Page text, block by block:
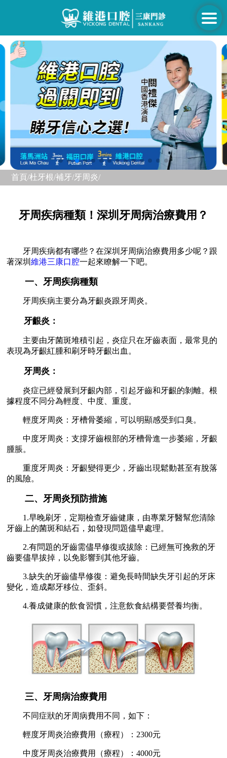
首頁/杜牙根/補牙/牙周炎/
牙周疾病種類！深圳牙周病治療費用？
牙周疾病都有哪些？在深圳牙周病治療費用多少呢？跟
著深圳維港三康口腔一起來瞭解一下吧。
一、牙周疾病種類
牙周疾病主要分為牙齦炎跟牙周炎。
牙齦炎：
主要由牙菌斑堆積引起，炎症只在牙齒表面，最常見的
表現為牙齦紅腫和刷牙時牙齦出血。
牙周炎：
炎症已經發展到牙齦內部，引起牙齒和牙齦的剝離。根
據程度不同分為輕度、中度、重度。
輕度牙周炎：牙槽骨萎縮，可以明顯感受到口臭。
中度牙周炎：支撐牙齒根部的牙槽骨進一步萎縮，牙齦
腫脹。
重度牙周炎：牙齦變得更少，牙齒出現鬆動甚至有脫落
的風險。
二、牙周炎預防措施
1.早晚刷牙，定期檢查牙齒健康，由專業牙醫幫您清除
牙齒上的菌斑和結石，如發現問題儘早處理。
2.有問題的牙齒需儘早修復或拔除：已經無可挽救的牙
齒要儘早拔掉，以免影響到其他牙齒。
3.缺失的牙齒儘早修復：避免長時間缺失牙引起的牙床
變化，造成鄰牙移位、歪斜。
4.養成健康的飲食習慣，注意飲食結構要營養均衡。
三、牙周病治療費用
不同症狀的牙周病費用不同，如下：
輕度牙周炎治療費用（療程）：2300元
中度牙周炎治療費用（療程）：4000元